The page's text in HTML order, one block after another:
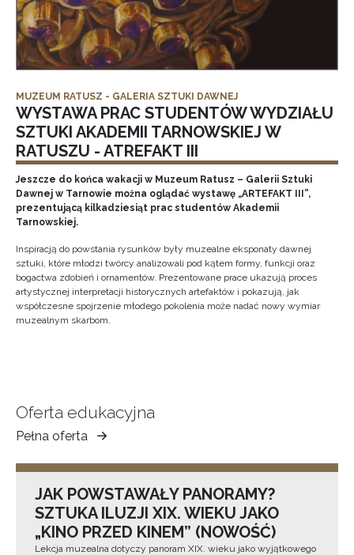
MUZEUM RATUSZ - GALERIA SZTUKI DAWNEJ
WYSTAWA PRAC STUDENTÓW WYDZIAŁU
SZTUKI AKADEMII TARNOWSKIEJ W
RATUSZU - ATREFAKT III
Jeszcze do końca wakacji w Muzeum Ratusz – Galerii Sztuki
Dawnej w Tarnowie można oglądać wystawę „ARTEFAKT III”,
prezentującą kilkadziesiąt prac studentów Akademii
Tarnowskiej.
Inspiracją do powstania rysunków były muzealne eksponaty dawnej
sztuki, które młodzi twórcy analizowali pod kątem formy, funkcji oraz
bogactwa zdobień i ornamentów. Prezentowane prace ukazują proces
artystycznej interpretacji historycznych artefaktów i pokazują, jak
współczesne spojrzenie młodego pokolenia może nadać nowy wymiar
muzealnym skarbom.
Oferta edukacyjna
Pełna oferta
Muzeum
Ziemi
JAK POWSTAWAŁY PANORAMY?
SZTUKA ILUZJI XIX. WIEKU JAKO
„KINO PRZED KINEM” (NOWOŚĆ)
Lekcja muzealna dotyczy panoram XIX. wieku jako wyjątkowego